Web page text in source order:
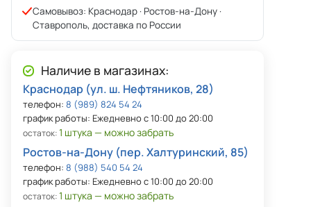
Самовывоз: Краснодар · Ростов-на-Дону ·
Ставрополь, доставка по России
Наличие в магазинах:
Краснодар (ул. ш. Нефтяников, 28)
телефон: 8 (989) 824 54 24
график работы: Ежедневно с 10:00 до 20:00
остаток:1 штука — можно забрать
Ростов-на-Дону (пер. Халтуринский, 85)
телефон: 8 (988) 540 54 24
график работы: Ежедневно с 10:00 до 20:00
остаток:1 штука — можно забрать